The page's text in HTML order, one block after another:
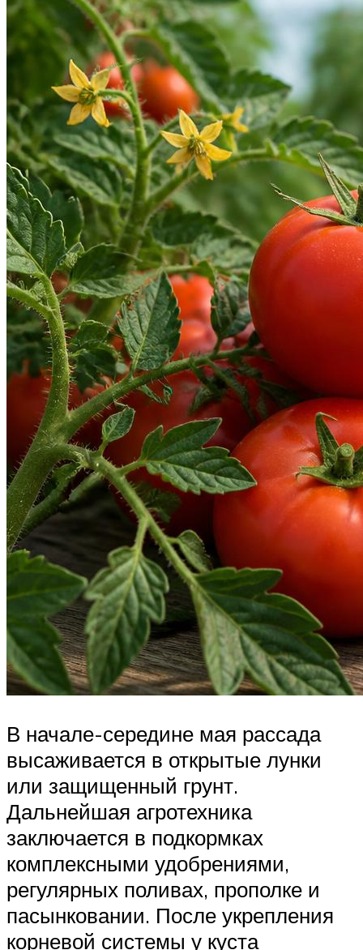
В начале-середине мая рассада
высаживается в открытые лунки
или защищенный грунт.
Дальнейшая агротехника
заключается в подкормках
комплексными удобрениями,
регулярных поливах, прополке и
пасынковании. После укрепления
корневой системы у куста